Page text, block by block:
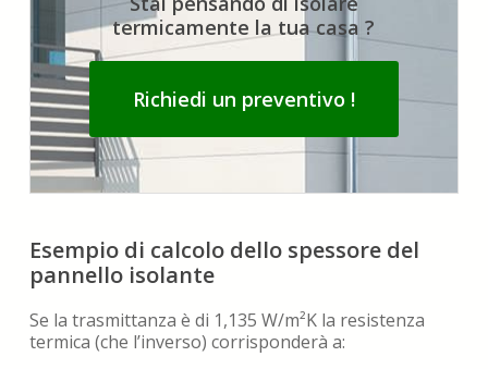
termicamente la tua casa ?
Richiedi un preventivo !
Esempio di calcolo dello spessore del
pannello isolante
Se la trasmittanza è di 1,135 W/m²K la resistenza
termica (che l’inverso) corrisponderà a: